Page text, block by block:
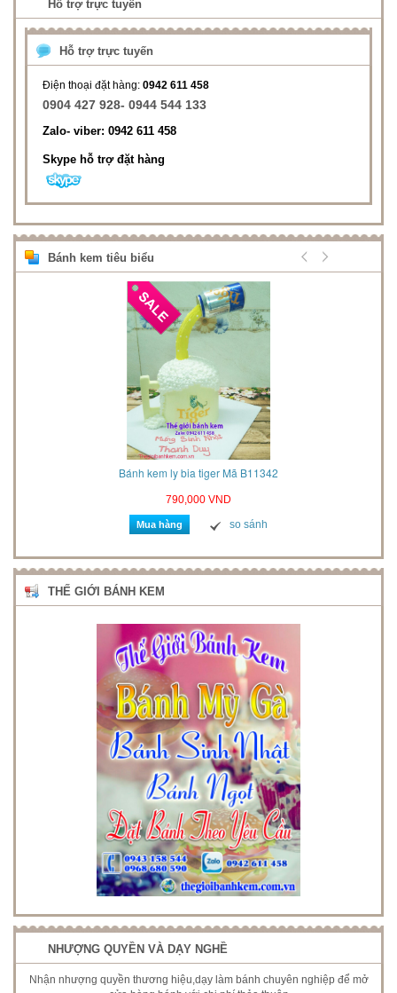
Hỗ trợ trực tuyến
Hỗ trợ trực tuyến
Điện thoại đặt hàng: 0942 611 458
0904 427 928- 0944 544 133
Zalo- viber: 0942 611 458
Skype hỗ trợ đặt hàng
Bánh kem tiêu biểu
Bánh kem ly bia tiger Mã B11342
790,000 VND
Mua hàng so sánh
THẾ GIỚI BÁNH KEM
NHƯỢNG QUYỀN VÀ DẠY NGHỀ
Nhận nhượng quyền thương hiệu,dạy làm bánh chuyên nghiệp để mở